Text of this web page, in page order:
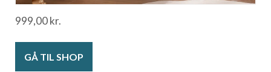
999,00kr.
GÅ TIL SHOP